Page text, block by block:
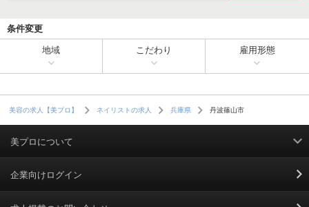
条件変更
地域 こだわり 雇用形態
美容の求人【美プロ】 ネイリストの求人 兵庫県 丹波篠山市
美プロについて
利用規約
企業向けログイン